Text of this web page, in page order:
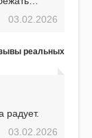
03.02.2026
реальных
радует.
03.02.2026